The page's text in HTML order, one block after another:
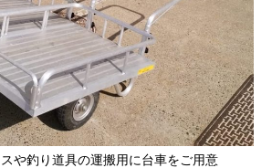
や釣り道具の運搬用に台車をご用意